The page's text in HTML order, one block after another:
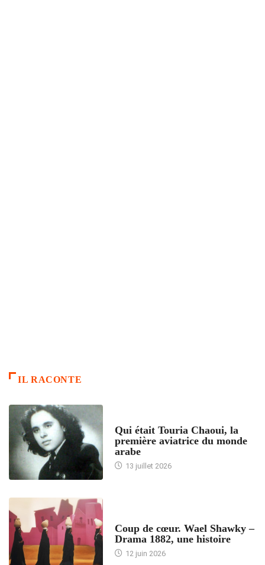
IL RACONTE
Qui était Touria Chaoui, la
première aviatrice du monde
arabe
13 juillet 2026
Coup de cœur. Wael Shawky –
Drama 1882, une histoire
12 juin 2026